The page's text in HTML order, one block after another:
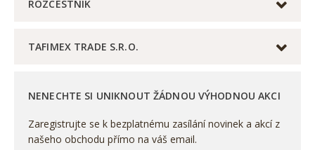
ROZCESTNÍK
TAFIMEX TRADE S.R.O.
NENECHTE SI UNIKNOUT ŽÁDNOU VÝHODNOU AKCI
Zaregistrujte se k bezplatnému zasílání novinek a akcí z
našeho obchodu přímo na váš email.